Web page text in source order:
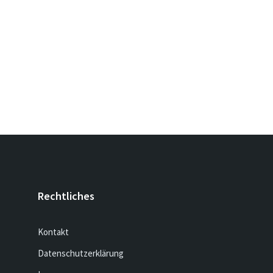
Rechtliches
Kontakt
Datenschutzerklärung